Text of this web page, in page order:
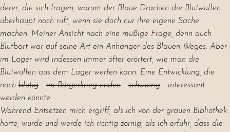
derer, die sich fragen, warum der Blaue Drachen die Blutwulfen
überhaupt noch ruft, wenn sie doch nur ihre eigene Sache
machen. Meiner Ansicht nach eine müßige Frage, denn auch
Blutbart war auf seine Art ein Anhänger des Blauen Weges. Aber
im Lager wird indessen immer öfter erörtert, wie man die
Blutwulfen aus dem Lager werfen kann. Eine Entwicklung, die
noch blutig im Bürgerkrieg enden schwierig interessant
werden könnte.
Während Entsetzen mich ergriff, als ich von der grauen Bibliothek
hörte, wurde und werde ich richtig zornig, als ich erfuhr, dass die